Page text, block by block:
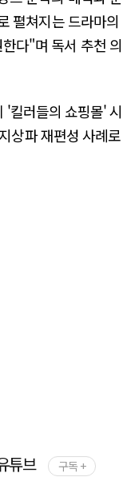
펼쳐지는 드라마의
다"며 독서 추천 의
'킬러들의 쇼핑몰' 시
상파 재편성 사례로
튜브 구독 +